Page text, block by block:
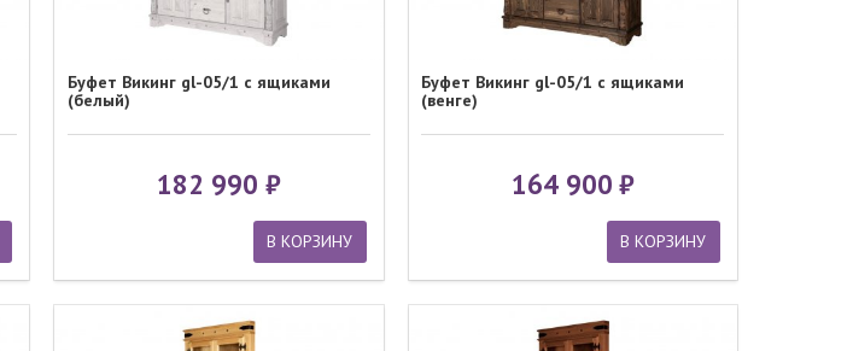
Буфет Викинг gl-05/1 с ящиками
(белый)
182 990
В КОРЗИНУ
Буфет Викинг gl-05/1 с ящиками
(венге)
164 900
В КОРЗИНУ